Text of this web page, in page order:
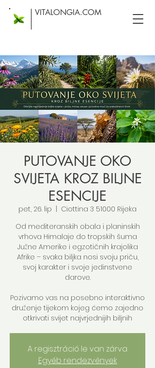
VITALONGIA.COM
PUTOVANJE OKO
SVIJETA KROZ BILJNE
ESENCIJE
pet, 26. lip
Ciottina 3 51000 Rijeka
Od mediteranskih obala i planinskih
vrhova Himalaje do tropskih šuma
Južne Amerike i egzotičnih krajolika
Afrike – svaka biljka nosi svoju priču,
svoj karakter i svoje jedinstvene
darove.
Pozivamo vas na posebno interaktivno
druženje tijekom kojeg ćemo zajedno
otkrivati svijet najvrjednijih biljnih
A regisztráció le van zárva
Egyéb rendezvények